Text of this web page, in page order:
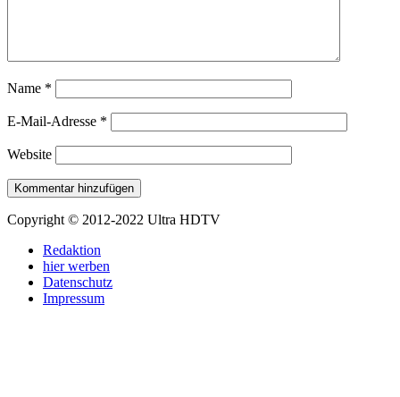
Name *
E-Mail-Adresse *
Website
Copyright © 2012-2022 Ultra HDTV
Redaktion
hier werben
Datenschutz
Impressum